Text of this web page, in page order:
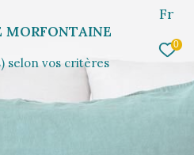
Fr
0
selon vos critères
correspond à vos